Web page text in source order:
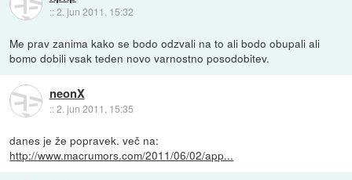
::2. jun 2011, 15:32
Me prav zanima kako se bodo odzvali na to ali bodo obupali ali
bomo dobili vsak teden novo varnostno posodobitev.
neonX
::2. jun 2011, 15:35
danes je že popravek. več na:
http://www.macrumors.com/2011/06/02/app...